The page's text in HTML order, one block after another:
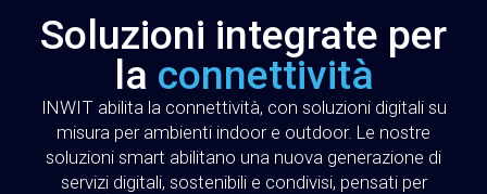
Soluzioni integrate per
la connettività
INWIT abilita la connettività, con soluzioni digitali su
misura per ambienti indoor e outdoor. Le nostre
soluzioni smart abilitano una nuova generazione di
servizi digitali, sostenibili e condivisi, pensati per